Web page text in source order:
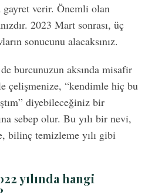
verir. Önemli olan
2023 Mart sonrası, üç
sonucunu alacaksınız.
burcunuzun aksında misafir
çelişmenize, “kendimle hiç bu
diyebileceğiniz bir
sebep olur. Bu yılı bir nevi,
bilinç temizleme yılı gibi
yılında hangi